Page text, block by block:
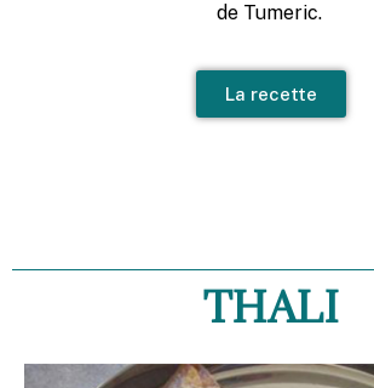
de Tumeric.
La recette
THALI